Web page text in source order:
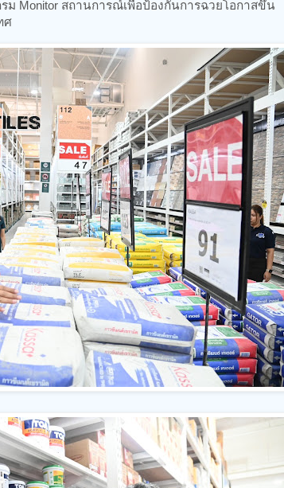
ม Monitor สถานการณ์เพื่อป้องกันการฉวยโอกาสขึ้น
ศ